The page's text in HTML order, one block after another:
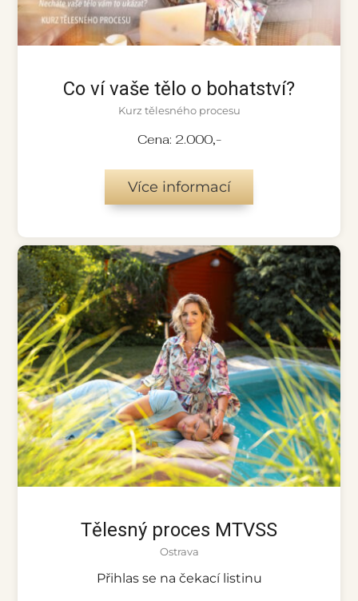
Co ví vaše tělo o bohatství?
Kurz tělesného procesu
Cena: 2.000,-
Více informací
Tělesný proces MTVSS
Ostrava
Přihlas se na čekací listinu